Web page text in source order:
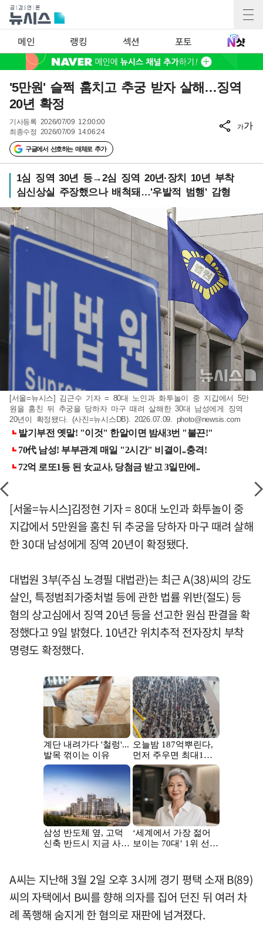
메인 랭킹 섹션 포토
'5만원' 슬쩍 훔치고 추궁 받자 살해…징역
20년 확정
기사등록 2026/07/09 12:00:00
최종수정 2026/07/09 14:06:24
구글에서 선호하는 매체로 추가
가가
1심 징역 30년 등→2심 징역 20년·장치 10년 부착
심신상실 주장했으나 배척돼…'우발적 범행' 감형
[서울=뉴시스] 김근수 기자 = 80대 노인과 화투놀이 중 지갑에서 5만
원을 훔친 뒤 추궁을 당하자 마구 때려 살해한 30대 남성에게 징역
20년이 확정됐다. (사진=뉴시스DB). 2026.07.09. photo@newsis.com
[서울=뉴시스]김정현 기자 = 80대 노인과 화투놀이 중
지갑에서 5만원을 훔친 뒤 추궁을 당하자 마구 때려 살해
한 30대 남성에게 징역 20년이 확정됐다.
대법원 3부(주심 노경필 대법관)는 최근 A(38)씨의 강도
살인, 특정범죄가중처벌 등에 관한 법률 위반(절도) 등
혐의 상고심에서 징역 20년 등을 선고한 원심 판결을 확
정했다고 9일 밝혔다. 10년간 위치추적 전자장치 부착
명령도 확정했다.
A씨는 지난해 3월 2일 오후 3시께 경기 평택 소재 B(89)
씨의 자택에서 B씨를 향해 의자를 집어 던진 뒤 여러 차
례 폭행해 숨지게 한 혐의로 재판에 넘겨졌다.